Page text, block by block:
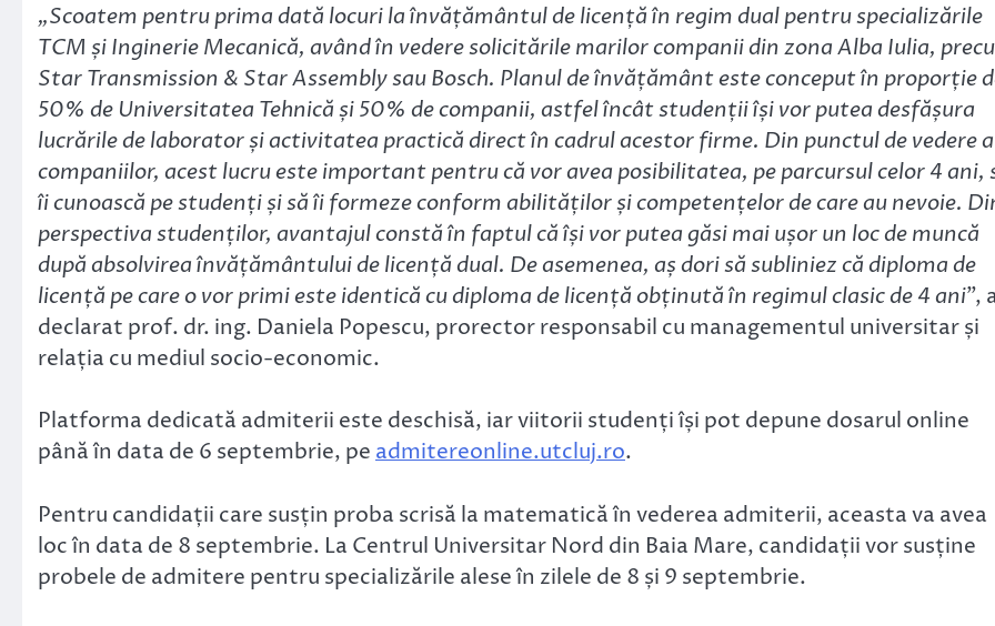
„Scoatem pentru prima dată locuri la învățământul de licență în regim dual pentru specializările
TCM și Inginerie Mecanică, având în vedere solicitările marilor companii din zona Alba Iulia,
Star Transmission & Star Assembly sau Bosch. Planul de învățământ este conceput în proporție
50% de Universitatea Tehnică și 50% de companii, astfel încât studenții își vor putea desfășura
lucrările de laborator și activitatea practică direct în cadrul acestor firme. Din punctul de vedere
companiilor, acest lucru este important pentru că vor avea posibilitatea, pe parcursul celor 4 ani,
îi cunoască pe studenți și să îi formeze conform abilităților și competențelor de care au nevoie.
perspectiva studenților, avantajul constă în faptul că își vor putea găsi mai ușor un loc de muncă
după absolvirea învățământului de licență dual. De asemenea, aș dori să subliniez că diploma de
licență pe care o vor primi este identică cu diploma de licență obținută în regimul clasic de 4 ani”,
declarat prof. dr. ing. Daniela Popescu, prorector responsabil cu managementul universitar și
relația cu mediul socio-economic.
Platforma dedicată admiterii este deschisă, iar viitorii studenți își pot depune dosarul online
până în data de 6 septembrie, peadmitereonline.utcluj.ro.
Pentru candidații care susțin proba scrisă la matematică în vederea admiterii, aceasta va avea
loc în data de 8 septembrie. La Centrul Universitar Nord din Baia Mare, candidații vor susține
probele de admitere pentru specializările alese în zilele de 8 și 9 septembrie.